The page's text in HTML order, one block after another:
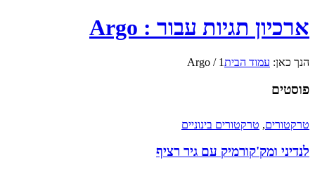
ארכיון תגיות עבור : Argo
הנך כאן: עמוד הבית1
/
Argo
פוסטים
טרקטורים, טרקטורים בינוניים
לנדיני ומק'קורמיק עם גיר רציף